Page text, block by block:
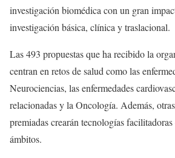
investigación biomédica con un gran
investigación básica, clínica y traslacional.
Las 493 propuestas que ha recibido la
centran en retos de salud como las
Neurociencias, las enfermedades
relacionadas y la Oncología. Además,
premiadas crearán tecnologías
ámbitos.